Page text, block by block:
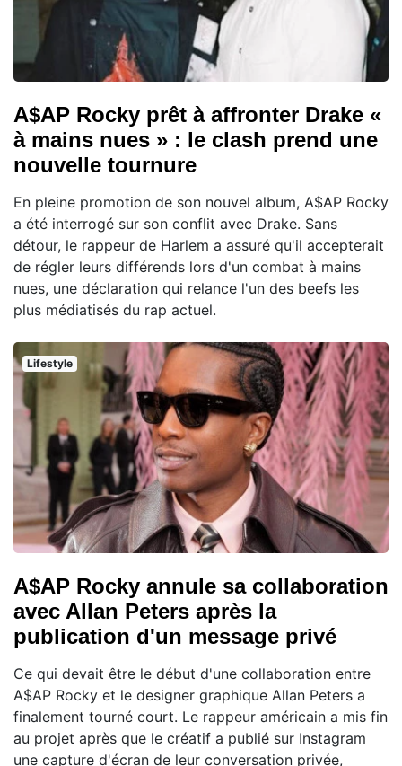
A$AP Rocky prêt à affronter Drake «
à mains nues » : le clash prend une
nouvelle tournure
En pleine promotion de son nouvel album, A$AP Rocky
a été interrogé sur son conflit avec Drake. Sans
détour, le rappeur de Harlem a assuré qu'il accepterait
de régler leurs différends lors d'un combat à mains
nues, une déclaration qui relance l'un des beefs les
plus médiatisés du rap actuel.
Lifestyle
A$AP Rocky annule sa collaboration
avec Allan Peters après la
publication d'un message privé
Ce qui devait être le début d'une collaboration entre
A$AP Rocky et le designer graphique Allan Peters a
finalement tourné court. Le rappeur américain a mis fin
au projet après que le créatif a publié sur Instagram
une capture d'écran de leur conversation privée,